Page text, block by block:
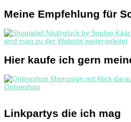
Meine Empfehlung für
Hier kaufe ich gern
Linkpartys die ich mag